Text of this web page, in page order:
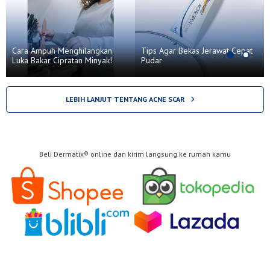
Cara Ampuh Menghilangkan
Luka Bakar Cipratan Minyak!
Tips Agar Bekas Jerawat Cepat
Pudar
LEBIH LANJUT TENTANG ACNE SCAR
Beli Dermatix® online dan kirim langsung ke rumah kamu